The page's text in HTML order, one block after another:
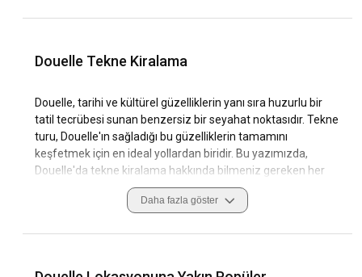
Douelle Tekne Kiralama
Douelle, tarihi ve kültürel güzelliklerin yanı sıra huzurlu bir
tatil tecrübesi sunan benzersiz bir seyahat noktasıdır. Tekne
turu, Douelle'ın sağladığı bu güzelliklerin tamamını
keşfetmek için en ideal yollardan biridir. Bu yazımızda,
Douelle'da tekne kiralama hakkında bilmeniz gereken her
şeyi size sunuyoruz. Kusursuz bir tatil planı yapmanıza
yardımcı olmak adına, daha önce belirlenmiş rotalar, popüler
alacaktır.
Douelle, ister kısa süreli ister uzun süreli konaklamalar için
Daha fazla göster